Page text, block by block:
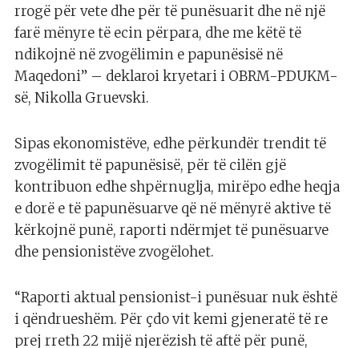
rrogë për vete dhe për të punësuarit dhe në një
farë mënyre të ecin përpara, dhe me këtë të
ndikojnë në zvogëlimin e papunësisë në
Maqedoni” – deklaroi kryetari i OBRM-PDUKM-
së, Nikolla Gruevski.
Sipas ekonomistëve, edhe përkundër trendit të
zvogëlimit të papunësisë, për të cilën gjë
kontribuon edhe shpërnuglja, mirëpo edhe heqja
e dorë e të papunësuarve që në mënyrë aktive të
kërkojnë punë, raporti ndërmjet të punësuarve
dhe pensionistëve zvogëlohet.
“Raporti aktual pensionist-i punësuar nuk është
i qëndrueshëm. Për çdo vit kemi gjeneratë të re
prej rreth 22 mijë njerëzish të aftë për punë,